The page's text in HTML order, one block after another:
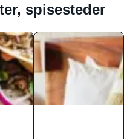
spisesteder